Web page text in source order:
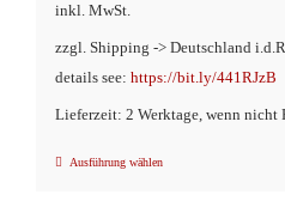
inkl. MwSt.
zzgl. Shipping -> Deutschland
details see: https://bit.ly/441RJzB
Lieferzeit: 2 Werktage, wenn nicht
Ausführung wählenDieses